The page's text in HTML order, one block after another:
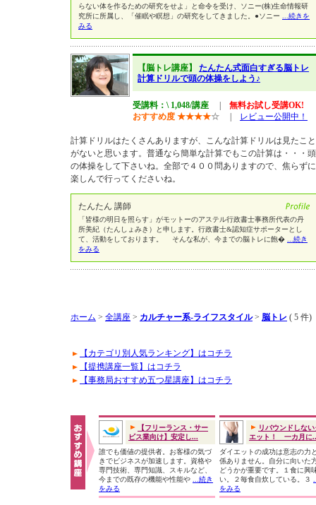
らない体を作るための研究をせよ」と命令を受け、ソニー(株)生命情報研
究所に所属し、「催眠や瞑想」の研究をしてきました。●ソニー
...続きを
みる
【脳トレ講座】 たんたん式面白すぎる脳トレ
計算ドリルで頭の体操をしよう♪
受講料：\ 1,048/講座
無料お試し受講OK!
おすすめ度 ★★★★☆ レビュー公開中！
計算ドリルはたくさんありますが、こんな計算ドリルは見たこと
がないと思います。普通なら簡単な計算でもこの計算は・・・頭
の体操をして下さいね。全部で４００問ありますので、焦らずに
楽しんで行ってくださいね。
たんたん 講師
「皆様の明日を照らす」がモットーのアステル行政書士事務所代表の丹
所美紀（たんしょみき）と申します。行政書士&認知症サポーターとし
て、活動をしております。 そんな私が、今までの脳トレに飽�
...続き
をみる
ホーム > 全講座 > カルチャー系-ライフスタイル> 脳トレ ( 5 件)
【カテゴリ別人気ランキング】はコチラ
【提携講座一覧】はコチラ
【事務局おすすめ五つ星講座】はコチラ
【フリーランス・サー
ビス業向け】安定し...
誰でも価値の提供者。お客様の気づ
きでビジネスが加速します。資格や
専門技術、専門知識、スキルなど、
今までの既存の機能や性能や
...続き
をみる
リバウンドしな
エット！ 一カ月に
ダイエットの成功は意志の力
係ありません。自分に向いた
どうかが重要です。１食に興
い。２毎食自炊している。３
をみる